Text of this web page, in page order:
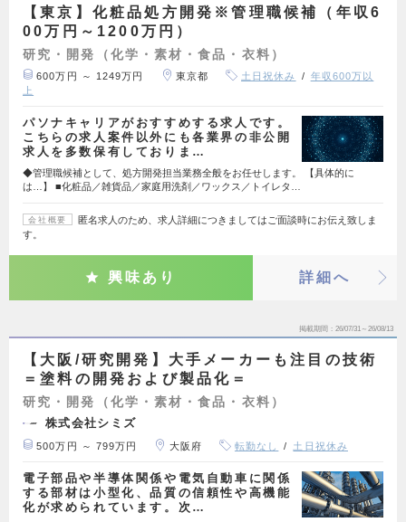
【東京】化粧品処方開発※管理職候補（年収6
00万円～1200万円）
研究・開発（化学・素材・食品・衣料）
600万円 ～ 1249万円 東京都 土日祝休み
年収600万以
上
パソナキャリアがおすすめする求人です。
こちらの求人案件以外にも各業界の非公開
求人を多数保有しておりま…
◆管理職候補として、処方開発担当業務全般をお任せします。 【具体的に
は…】 ■化粧品／雑貨品／家庭用洗剤／ワックス／トイレタ…
会社概要
匿名求人のため、求人詳細につきましてはご面談時にお伝え致しま
す。
興味あり 詳細へ
掲載期間 26/07/31～26/08/13
【大阪/研究開発】大手メーカーも注目の技術
＝塗料の開発および製品化＝
研究・開発（化学・素材・食品・衣料）
株式会社シミズ
500万円 ～ 799万円 大阪府 転勤なし 土日祝休み
電子部品や半導体関係や電気自動車に関係
する部材は小型化、品質の信頼性や高機能
化が求められています。次…